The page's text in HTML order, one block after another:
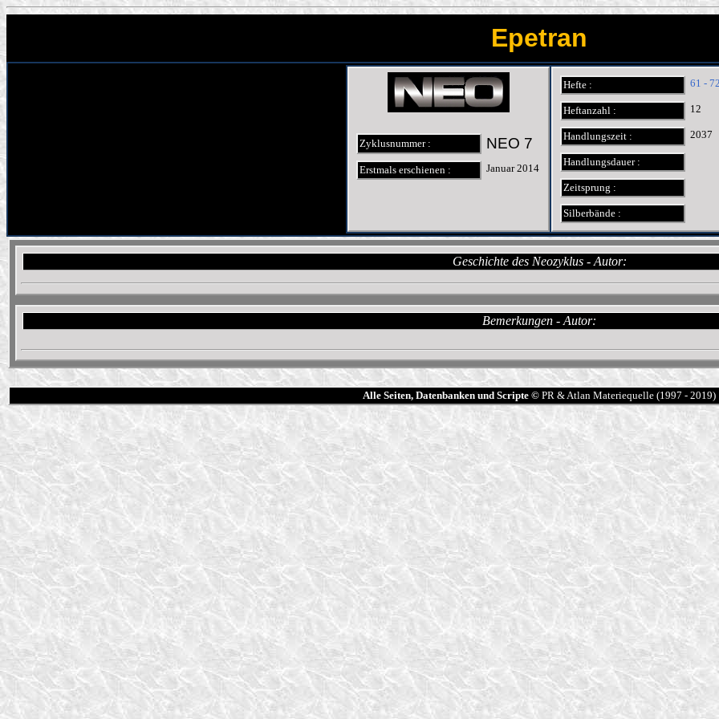
Epetran
Zyklusnummer : NEO 7
Erstmals erschienen : Januar 2014
Hefte : 61 -
Heftanzahl : 12
Handlungszeit : 2037
Handlungsdauer :
Zeitsprung :
Silberbände :
Geschichte des Neozyklus - Autor:
Bemerkungen - Autor:
Alle Seiten, Datenbanken und Scripte © PR & Atlan Materiequelle (1997 - 2019)